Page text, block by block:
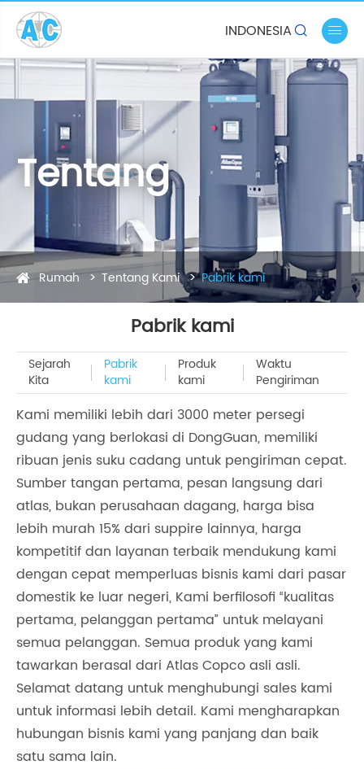
INDONESIA 
Tentang
Rumah Tentang Kami Pabrik kami
Pabrik kami
Sejarah
Kita
Pabrik
kami
Produk
kami
Waktu
Pengiriman
Kami memiliki lebih dari 3000 meter persegi
gudang yang berlokasi di DongGuan, memiliki
ribuan jenis suku cadang untuk pengiriman cepat.
Sumber tangan pertama, pesan langsung dari
atlas, bukan perusahaan dagang, harga bisa
lebih murah 15% dari suppire lainnya, harga
kompetitif dan layanan terbaik mendukung kami
dengan cepat memperluas bisnis kami dari pasar
domestik ke luar negeri, Kami berfilosofi “kualitas
pertama, pelanggan pertama” untuk melayani
semua pelanggan. Semua produk yang kami
tawarkan berasal dari Atlas Copco asli asli.
Selamat datang untuk menghubungi sales kami
untuk informasi lebih detail. Kami mengharapkan
hubungan bisnis kami yang panjang dan baik
satu sama lain.